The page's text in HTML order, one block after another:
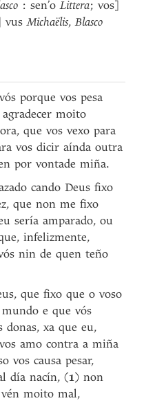
: sen’o Littera; vos]
vusMichaëlis,Blasco
porque vos pesa
moito
que vos vexo para
vos dicir aínda outra
por vontade miña.
cando Deus fixo
que non me fixo
sería amparado, ou
infelizmente,
nin de quen teño
que fixo que o voso
e que vós
donas, xa que eu,
amo contra a miña
vos causa pesar,
día nacín, (1) non
moito mal,